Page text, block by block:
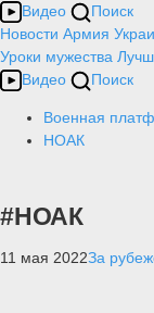
Видео
Поиск
Новости Армия
Уроки мужества
Видео
Поиск
Военная
НОАК
#НОАК
11 мая 2022За